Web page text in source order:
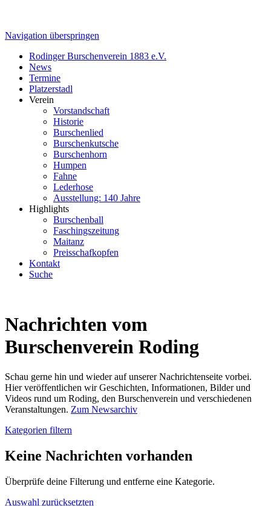
Navigation überspringen
Rodinger Burschenverein 1883 e.V.
News
Termine
Platzerstadl
Verein
Vorstandschaft
Historie
Burschenlied
Burschenkutsche
Burschenhorn
Humpen
Fahne
Lederhose
Ausstellung: 140 Jahre
Highlights
Burschenball
Faschingszeitung
Maitanz
Preisschafkopfen
Kontakt
Suche
Nachrichten vom
Burschenverein Roding
Schau gerne hin und wieder auf unserer Nachrichtenseite vorbei.
Hier veröffentlichen wir Geschichten, Informationen, Bilder und
Videos rund um Roding, den Burschenverein und verschiedenen
Veranstaltungen. Zum Newsarchiv
Kategorien filtern
Keine Nachrichten vorhanden
Überprüfe deine Filterung und entferne eine Kategorie.
Auswahl zurücksetzten